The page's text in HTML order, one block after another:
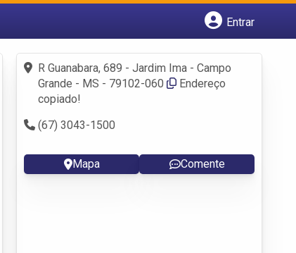
Entrar
Fazer login
Criar conta
R Guanabara, 689 - Jardim Ima - Campo
Grande - MS - 79102-060
Endereço
copiado!
(67) 3043-1500
Mapa Comente